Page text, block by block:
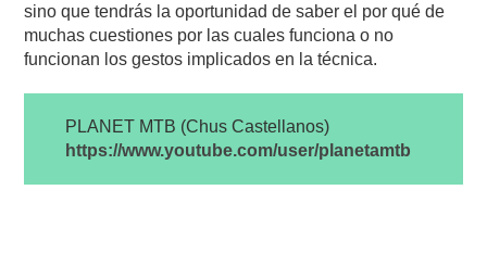
sino que tendrás la oportunidad de saber el por qué de
muchas cuestiones por las cuales funciona o no
funcionan los gestos implicados en la técnica.
PLANET MTB (Chus Castellanos)
https://www.youtube.com/user/planetamtb